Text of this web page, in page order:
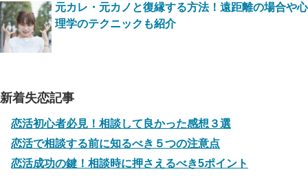
元カレ・元カノと復縁する方法！遠距離の場合や心
理学のテクニックも紹介
新着失恋記事
恋活初心者必見！相談して良かった感想３選
恋活で相談する前に知るべき５つの注意点
恋活成功の鍵！相談時に押さえるべき5ポイント